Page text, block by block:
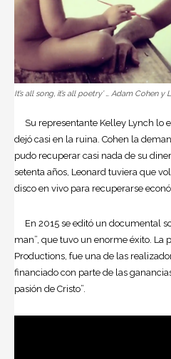
It’s all song, it’s all poetry’ … Adam Cohen y
Su representante Kelley Lynch lo
dejó casi en la ruina. Cohen la
pudo recuperar casi nada de su
setenta años, Leonard tuviera que
disco en vivo para recuperarse
En 2015 se editó un documental
man”, que tuvo un enorme éxito. La
Productions, fue una de las
financiado con parte de las
pasión de Cristo”.